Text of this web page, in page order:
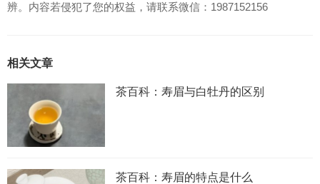
辨。内容若侵犯了您的权益，请联系微信：1987152156
相关文章
茶百科：寿眉与白牡丹的区别
茶百科：寿眉的特点是什么